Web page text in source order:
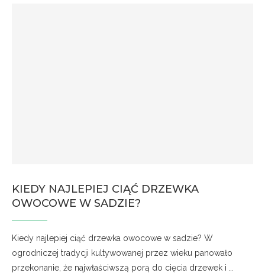
KIEDY NAJLEPIEJ CIĄĆ DRZEWKA
OWOCOWE W SADZIE?
Kiedy najlepiej ciąć drzewka owocowe w sadzie? W
ogrodniczej tradycji kultywowanej przez wieku panowało
przekonanie, że najwłaściwszą porą do cięcia drzewek i …